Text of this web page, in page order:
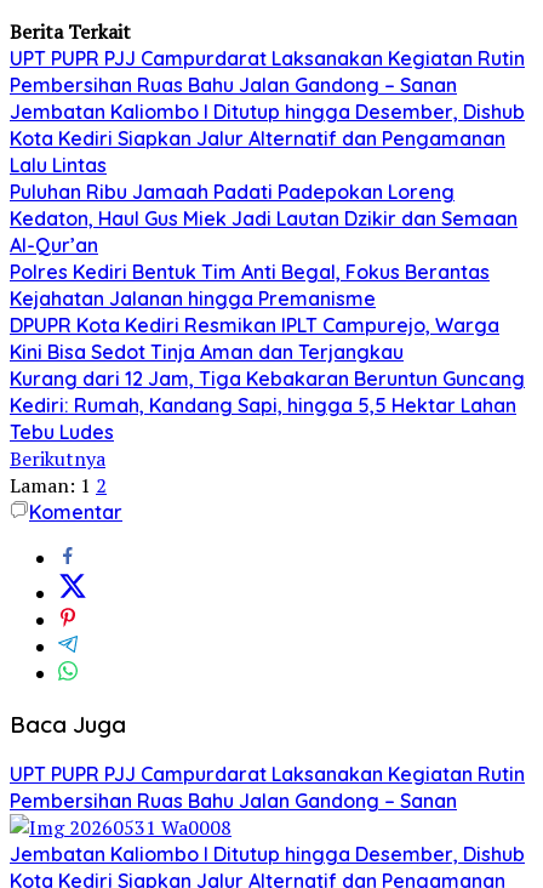
Berita Terkait
UPT PUPR PJJ Campurdarat Laksanakan Kegiatan Rutin
Pembersihan Ruas Bahu Jalan Gandong – Sanan
Jembatan Kaliombo I Ditutup hingga Desember, Dishub
Kota Kediri Siapkan Jalur Alternatif dan Pengamanan
Lalu Lintas
Puluhan Ribu Jamaah Padati Padepokan Loreng
Kedaton, Haul Gus Miek Jadi Lautan Dzikir dan Semaan
Al-Qur’an
Polres Kediri Bentuk Tim Anti Begal, Fokus Berantas
Kejahatan Jalanan hingga Premanisme
DPUPR Kota Kediri Resmikan IPLT Campurejo, Warga
Kini Bisa Sedot Tinja Aman dan Terjangkau
Kurang dari 12 Jam, Tiga Kebakaran Beruntun Guncang
Kediri: Rumah, Kandang Sapi, hingga 5,5 Hektar Lahan
Tebu Ludes
Berikutnya
Laman: 1 2
Komentar
Baca Juga
UPT PUPR PJJ Campurdarat Laksanakan Kegiatan Rutin
Pembersihan Ruas Bahu Jalan Gandong – Sanan
Jembatan Kaliombo I Ditutup hingga Desember, Dishub
Kota Kediri Siapkan Jalur Alternatif dan Pengamanan